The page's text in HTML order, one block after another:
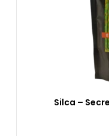
Silca –